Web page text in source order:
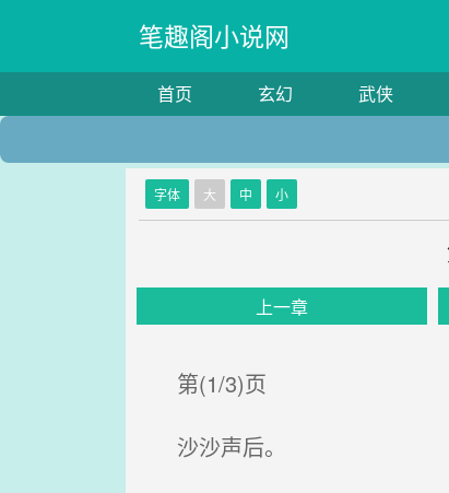
笔趣阁小说网
首页 玄幻 武侠
字体 大 中 小
上一章
第(1/3)页
沙沙声后。